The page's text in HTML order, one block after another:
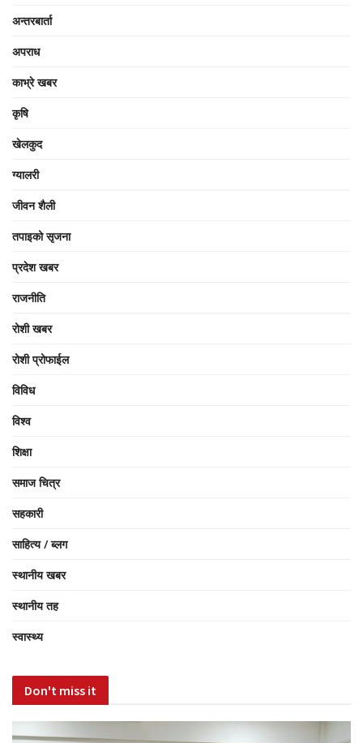
अन्तरबार्ता
अपराध
काभ्रे खबर
कृषि
खेलकुद
ग्यालरी
जीवन शैली
तपाइको सृजना
प्रदेश खबर
राजनीति
रोशी खबर
रोशी प्रोफाईल
विविध
विश्व
शिक्षा
समाज चित्र
सहकारी
साहित्य / ब्लग
स्थानीय खबर
स्थानीय तह
स्वास्थ्य
Don't miss it